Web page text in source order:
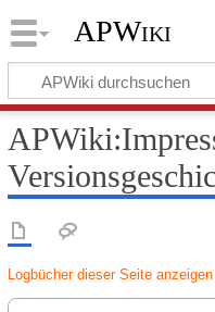
APWiki
Logbücher dieser Seite anzeigen